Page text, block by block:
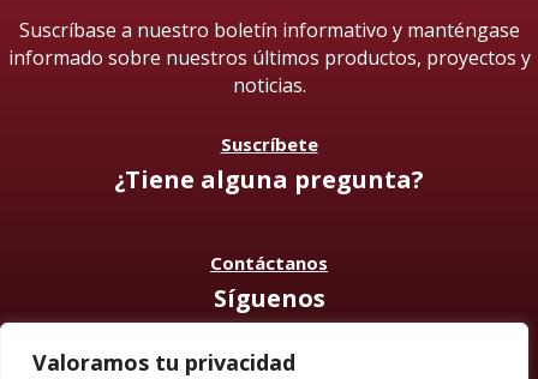
Valoramos tu privacidad
Suscríbase a nuestro boletín informativo y manténgase
informado sobre nuestros últimos productos, proyectos y
noticias.
Suscríbete
¿Tiene alguna pregunta?
Contáctanos
Síguenos